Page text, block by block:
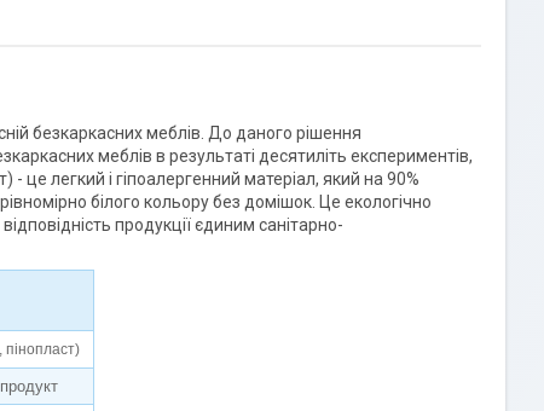
безкаркасних меблів. До даного рішення
меблів в результаті десятиліть експериментів,
- це легкий і гіпоалергенний матеріал, який на 90%
білого кольору без домішок. Це екологічно
продукції єдиним санітарно-
пінопласт)